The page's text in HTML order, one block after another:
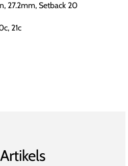
27.2mm, Setback 20
21c